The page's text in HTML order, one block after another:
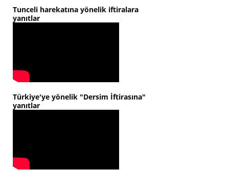
Tunceli harekatına yönelik iftiralara
yanıtlar
Türkiye'ye yönelik "Dersim İftirasına"
yanıtlar